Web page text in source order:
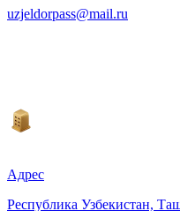
uzjeldorpass@mail.ru
Адрес
Республика Узбекистан,